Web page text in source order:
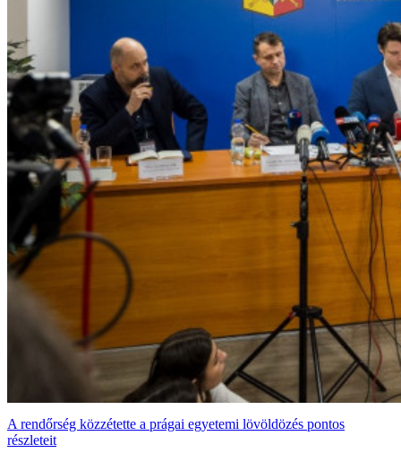
A rendőrség közzétette a prágai egyetemi lövöldözés pontos
részleteit